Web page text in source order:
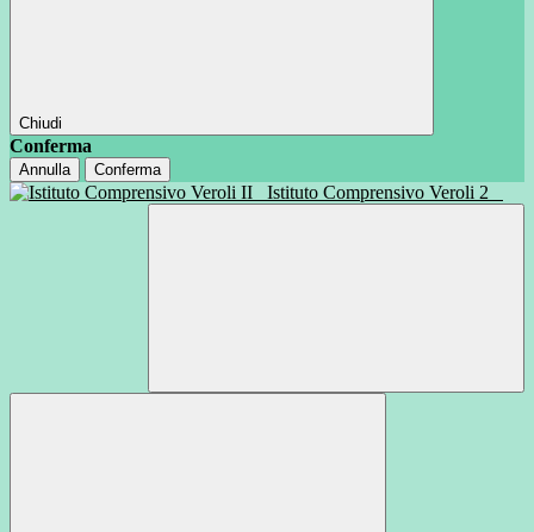
Chiudi
Conferma
Annulla Conferma
Istituto Comprensivo Veroli 2